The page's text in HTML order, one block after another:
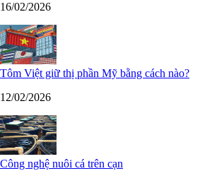
16/02/2026
Tôm Việt giữ thị phần Mỹ bằng cách nào?
12/02/2026
Công nghệ nuôi cá trên cạn